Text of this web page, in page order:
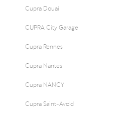
Cupra Douai
CUPRA City Garage
Cupra Rennes
Cupra Nantes
Cupra NANCY
Cupra Saint-Avold